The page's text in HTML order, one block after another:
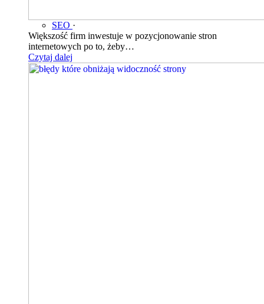
SEO ·
Większość firm inwestuje w pozycjonowanie stron
internetowych po to, żeby…
Czytaj dalej